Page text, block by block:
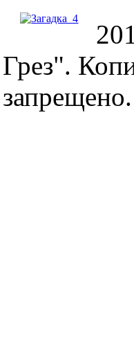
Грез".
запрещено.